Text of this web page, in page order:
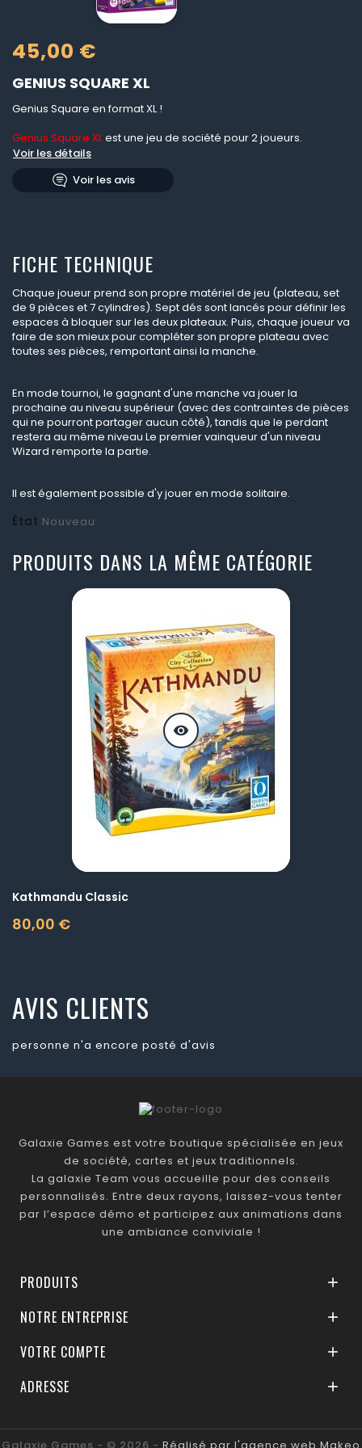
45,00 €
GENIUS SQUARE XL
Genius Square en format XL !
Genius Square XLest une jeu de société pour 2 joueurs.
Voir les détails
Voir les avis
FICHE TECHNIQUE
Chaque joueur prend son propre matériel de jeu (plateau, set
de 9 pièces et 7 cylindres). Sept dés sont lancés pour définir les
espaces à bloquer sur les deux plateaux. Puis, chaque joueur va
faire de son mieux pour compléter son propre plateau avec
toutes ses pièces, remportant ainsi la manche.
En mode tournoi, le gagnant d'une manche va jouer la
prochaine au niveau supérieur (avec des contraintes de pièces
qui ne pourront partager aucun côté), tandis que le perdant
restera au même niveau Le premier vainqueur d'un niveau
Wizard remporte la partie.
Il est également possible d'y jouer en mode solitaire.
État Nouveau
PRODUITS DANS LA MÊME CATÉGORIE
visibility
Kathmandu Classic
80,00 €
Prix
AVIS CLIENTS
personne n'a encore posté d'avis
Galaxie Games est votre boutique spécialisée en jeux
de société, cartes et jeux traditionnels.
La galaxie Team vous accueille pour des conseils
personnalisés. Entre deux rayons, laissez-vous tenter
par l’espace démo et participez aux animations dans
une ambiance conviviale !
PRODUITS 
NOTRE ENTREPRISE 
VOTRE COMPTE 
ADRESSE 